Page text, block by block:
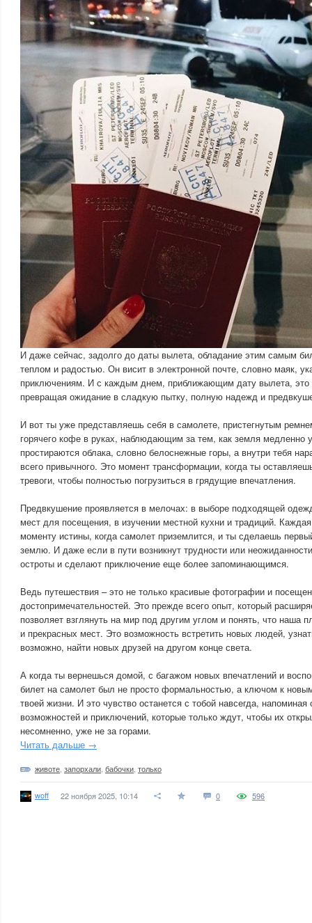
И даже сейчас, задолго до даты вылета, обладание этим самым
теплом и радостью. Он висит в электронной почте, словно маяк,
приключениям. И с каждым днем, приближающим дату вылета, это
превращая ожидание в сладкую пытку, полную надежд и
И вот ты уже представляешь себя в самолете, пристегнутым
горячего кофе в руках, наблюдающим за тем, как земля медленно
простираются облака, словно белоснежные горы, а внутри тебя
всего привычного. Это момент трансформации, когда ты
тревоги, чтобы полностью погрузиться в грядущие впечатления.
Предвкушение проявляется в мелочах: в выборе подходящей
мест для посещения, в изучении местной кухни и традиций.
моменту истины, когда самолет приземлится, и ты сделаешь
землю. И даже если в пути возникнут трудности или
остроты и сделают приключение еще более запоминающимся.
Ведь путешествия – это не только красивые фотографии и
достопримечательностей. Это прежде всего опыт, который
позволяет взглянуть на мир под другим углом и понять, что наша
и прекрасных мест. Это возможность встретить новых людей,
возможно, найти новых друзей на другом конце света.
А когда ты вернешься домой, с багажом новых впечатлений и
билет на самолет был не просто формальностью, а ключом к
твоей жизни. И это чувство останется с тобой навсегда,
возможностей и приключений, которые только ждут, чтобы их
несомненно, уже не за горами.
Читать дальше →
животе запорхали бабочки только
woff 22 ноября 2025, 10:14 0 596